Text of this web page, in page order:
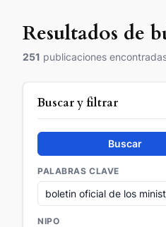
Resultados de
251 publicaciones
Buscar y filtrar
Buscar
PALABRAS CLAVE
NIPO